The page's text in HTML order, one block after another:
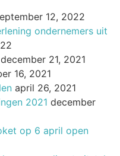
12, 2022
ondernemers uit
december 21, 2021
16, 2021
april 26, 2021
2021 december
op 6 april open